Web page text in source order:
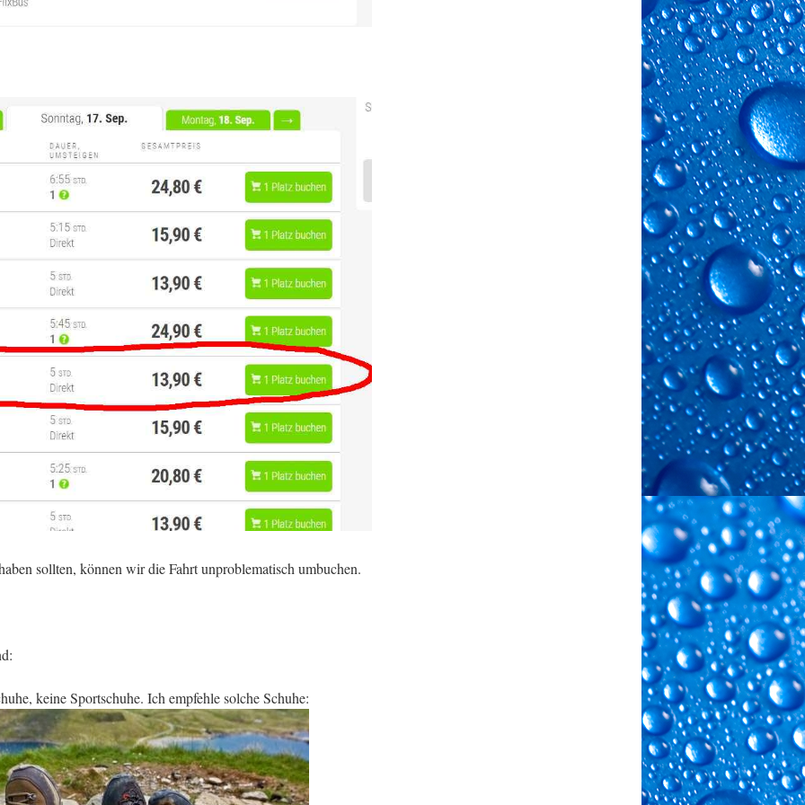
sollten, können wir die Fahrt unproblematisch umbuchen.
keine Sportschuhe. Ich empfehle solche Schuhe: